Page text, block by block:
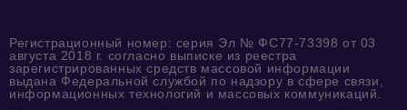
Регистрационный номер: серия Эл № ФС77-73398 от 03
августа 2018 г. согласно выписке из реестра
зарегистрированных средств массовой информации
выдана Федеральной службой по надзору в сфере связи,
информационных технологий и массовых коммуникаций.